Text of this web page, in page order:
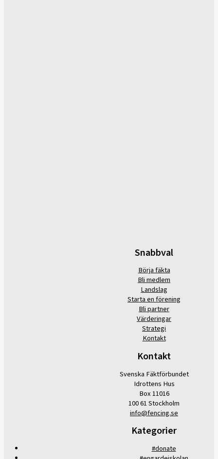
Snabbval
Börja fäkta
Bli medlem
Landslag
Starta en förening
Bli partner
Värderingar
Strategi
Kontakt
Kontakt
Svenska Fäktförbundet
Idrottens Hus
Box 11016
100 61 Stockholm
info@fencing.se
Kategorier
#donate